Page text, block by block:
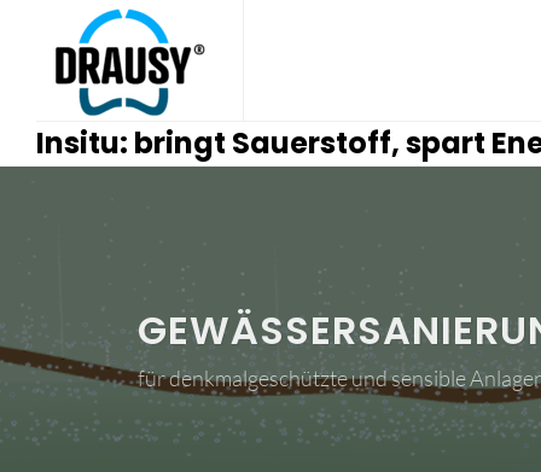
Insitu: bringt Sauerstoff, spart
für denkmalgeschützte und sensible